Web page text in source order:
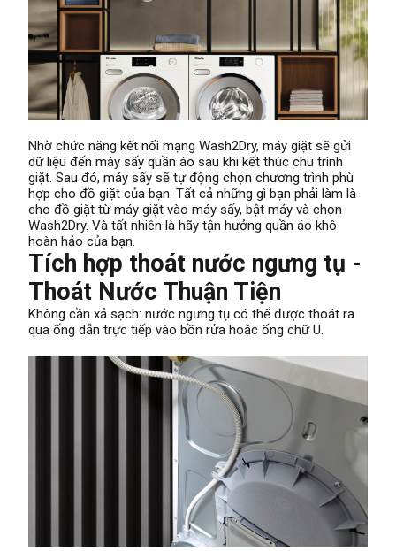
Nhờ chức năng kết nối mạng Wash2Dry, máy giặt sẽ gửi
dữ liệu đến máy sấy quần áo sau khi kết thúc chu trình
giặt. Sau đó, máy sấy sẽ tự động chọn chương trình phù
hợp cho đồ giặt của bạn. Tất cả những gì bạn phải làm là
cho đồ giặt từ máy giặt vào máy sấy, bật máy và chọn
Wash2Dry. Và tất nhiên là hãy tận hưởng quần áo khô
hoàn hảo của bạn.
Tích hợp thoát nước ngưng tụ -
Thoát Nước Thuận Tiện
Không cần xả sạch: nước ngưng tụ có thể được thoát ra
qua ống dẫn trực tiếp vào bồn rửa hoặc ống chữ U.